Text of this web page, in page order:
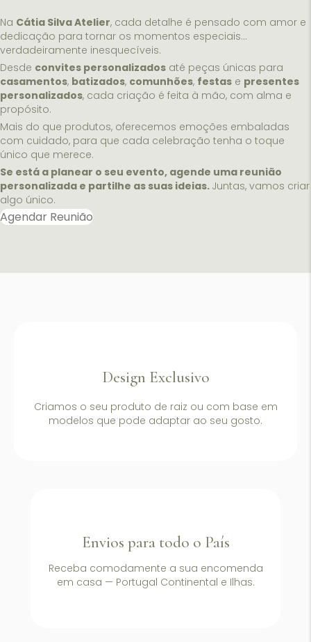
Na Cátia Silva Atelier, cada detalhe é pensado com amor e
dedicação para tornar os momentos especiais…
verdadeiramente inesquecíveis.
Desde convites personalizados até peças únicas para
casamentos, batizados, comunhões, festas e presentes
personalizados, cada criação é feita à mão, com alma e
propósito.
Mais do que produtos, oferecemos emoções embaladas
com cuidado, para que cada celebração tenha o toque
único que merece.
Se está a planear o seu evento, agende uma reunião
personalizada e partilhe as suas ideias. Juntas, vamos criar
algo único.
Agendar Reunião
Design Exclusivo
Criamos o seu produto de raiz ou com base em
modelos que pode adaptar ao seu gosto.
Envios para todo o País
Receba comodamente a sua encomenda
em casa — Portugal Continental e Ilhas.